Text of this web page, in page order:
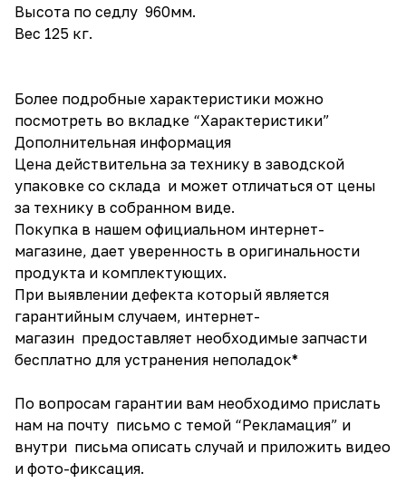
Высота по седлу 960мм.
Вес 125 кг.
Более подробные характеристики можно
посмотреть во вкладке “Характеристики”
Дополнительная информация
Цена действительна за технику в заводской
упаковке со склада и может отличаться от цены
за технику в собранном виде.
Покупка в нашем официальном интернет-
магазине, дает уверенность в оригинальности
продукта и комплектующих.
При выявлении дефекта который является
гарантийным случаем, интернет-
магазин предоставляет необходимые запчасти
бесплатно для устранения неполадок*
По вопросам гарантии вам необходимо прислать
нам на почту письмо с темой “Рекламация” и
внутри письма описать случай и приложить видео
и фото-фиксация.